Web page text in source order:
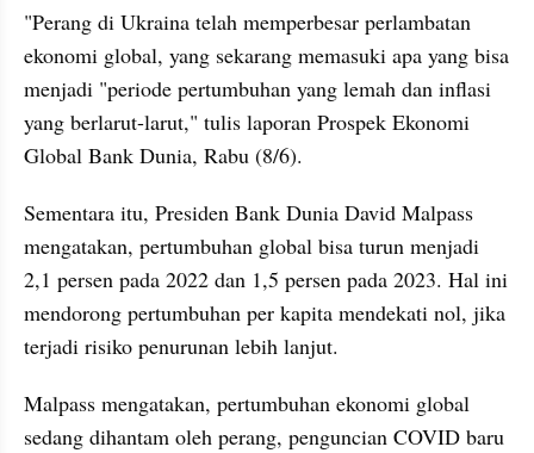
"Perang di Ukraina telah memperbesar perlambatan
ekonomi global, yang sekarang memasuki apa yang bisa
menjadi "periode pertumbuhan yang lemah dan inflasi
yang berlarut-larut," tulis laporan Prospek Ekonomi
Global Bank Dunia, Rabu (8/6).
Sementara itu, Presiden Bank Dunia David Malpass
mengatakan, pertumbuhan global bisa turun menjadi
2,1 persen pada 2022 dan 1,5 persen pada 2023. Hal ini
mendorong pertumbuhan per kapita mendekati nol, jika
terjadi risiko penurunan lebih lanjut.
Malpass mengatakan, pertumbuhan ekonomi global
sedang dihantam oleh perang, penguncian COVID baru